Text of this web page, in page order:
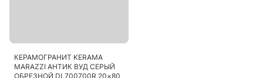
КЕРАМОГРАНИТ KERAMA
MARAZZI АНТИК ВУД СЕРЫЙ
ОБРЕЗНОЙ DL700700R 20×80